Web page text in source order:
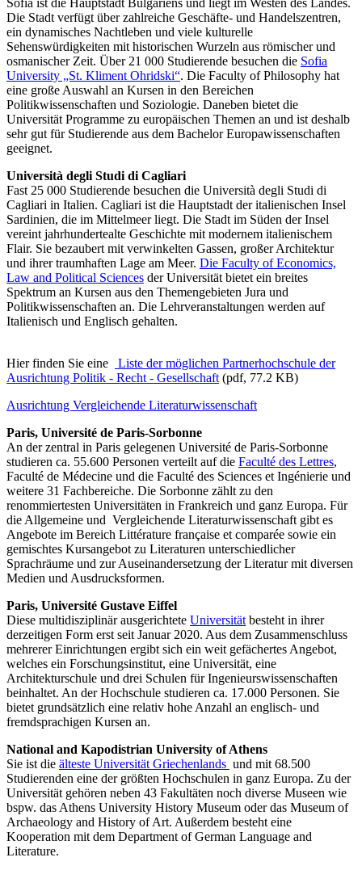
Die Stadt verfügt über zahlreiche Geschäfte- und Handelszentren,
ein dynamisches Nachtleben und viele kulturelle
Sehenswürdigkeiten mit historischen Wurzeln aus römischer und
osmanischer Zeit. Über 21 000 Studierende besuchen die Sofia
University „St. Kliment Ohridski“. Die Faculty of Philosophy hat
eine große Auswahl an Kursen in den Bereichen
Politikwissenschaften und Soziologie. Daneben bietet die
Universität Programme zu europäischen Themen an und ist deshalb
sehr gut für Studierende aus dem Bachelor Europawissenschaften
geeignet.
Università degli Studi di Cagliari
Fast 25 000 Studierende besuchen die Università degli Studi di
Cagliari in Italien. Cagliari ist die Hauptstadt der italienischen Insel
Sardinien, die im Mittelmeer liegt. Die Stadt im Süden der Insel
vereint jahrhundertealte Geschichte mit modernem italienischem
Flair. Sie bezaubert mit verwinkelten Gassen, großer Architektur
und ihrer traumhaften Lage am Meer. Die Faculty of Economics,
Law and Political Sciences der Universität bietet ein breites
Spektrum an Kursen aus den Themengebieten Jura und
Politikwissenschaften an. Die Lehrveranstaltungen werden auf
Italienisch und Englisch gehalten.
Hier finden Sie eine
Liste der möglichen Partnerhochschule der
Ausrichtung Politik - Recht - Gesellschaft (pdf, 77.2 KB)
Ausrichtung Vergleichende Literaturwissenschaft
Paris, Université de Paris-Sorbonne
An der zentral in Paris gelegenen Université de Paris-Sorbonne
studieren ca. 55.600 Personen verteilt auf die Faculté des Lettres,
Faculté de Médecine und die Faculté des Sciences et Ingénierie und
weitere 31 Fachbereiche. Die Sorbonne zählt zu den
renommiertesten Universitäten in Frankreich und ganz Europa. Für
die Allgemeine und Vergleichende Literaturwissenschaft gibt es
Angebote im Bereich Littérature française et comparée sowie ein
gemischtes Kursangebot zu Literaturen unterschiedlicher
Sprachräume und zur Auseinandersetzung der Literatur mit diversen
Medien und Ausdrucksformen.
Paris, Université Gustave Eiffel
Diese multidisziplinär ausgerichtete Universität besteht in ihrer
derzeitigen Form erst seit Januar 2020. Aus dem Zusammenschluss
mehrerer Einrichtungen ergibt sich ein weit gefächertes Angebot,
welches ein Forschungsinstitut, eine Universität, eine
Architekturschule und drei Schulen für Ingenieurswissenschaften
beinhaltet. An der Hochschule studieren ca. 17.000 Personen. Sie
bietet grundsätzlich eine relativ hohe Anzahl an englisch- und
fremdsprachigen Kursen an.
National and Kapodistrian University of Athens
Sie ist die älteste Universität Griechenlands und mit 68.500
Studierenden eine der größten Hochschulen in ganz Europa. Zu der
Universität gehören neben 43 Fakultäten noch diverse Museen wie
bspw. das Athens University History Museum oder das Museum of
Archaeology and History of Art. Außerdem besteht eine
Kooperation mit dem Department of German Language and
Literature.